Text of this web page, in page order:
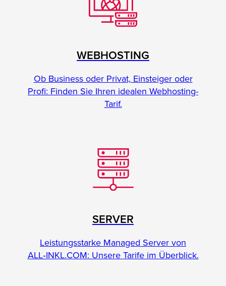
WEBHOSTING
Ob Business oder Privat, Einsteiger oder
Profi: Finden Sie Ihren idealen Webhosting-
Tarif.
SERVER
Leistungsstarke Managed Server von
ALL‑INKL.COM: Unsere Tarife im Überblick.